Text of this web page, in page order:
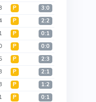
Р 3:0
Р 2:2
Р 0:1
Р 0:0
Р 2:3
Р 2:1
Р 1:2
Р 0:1